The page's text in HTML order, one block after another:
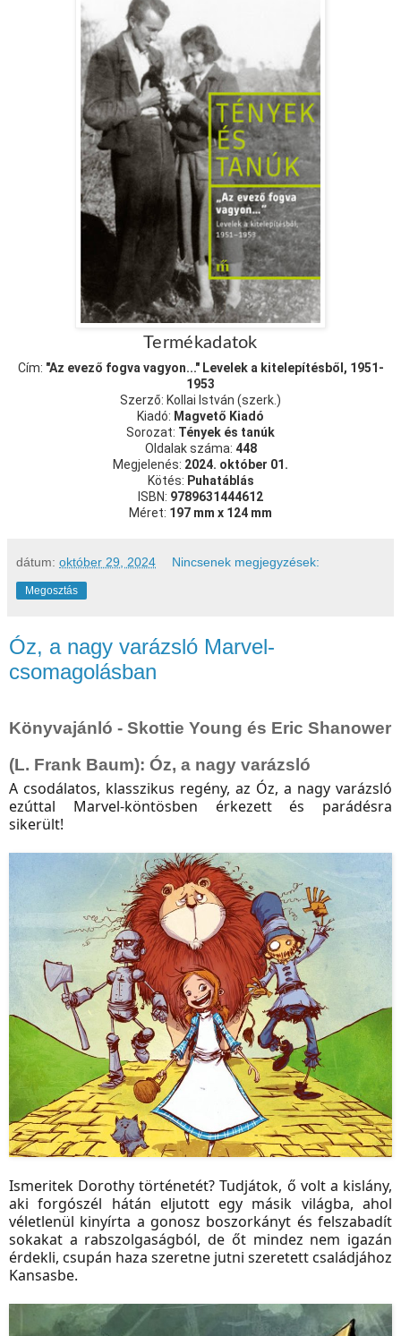
Termékadatok
Cím: "Az evező fogva vagyon..." Levelek a kitelepítésből, 1951-
1953
Szerző: Kollai István (szerk.)
Kiadó: Magvető Kiadó
Sorozat: Tények és tanúk
Oldalak száma: 448
Megjelenés: 2024. október 01.
Kötés: Puhatáblás
ISBN: 9789631444612
Méret: 197 mm x 124 mm
dátum: október 29, 2024 Nincsenek megjegyzések:
Megosztás
Óz, a nagy varázsló Marvel-
csomagolásban
Könyvajánló - Skottie Young és Eric Shanower
(L. Frank Baum): Óz, a nagy varázsló
A csodálatos, klasszikus regény, az Óz, a nagy varázsló
ezúttal Marvel-köntösben érkezett és parádésra
sikerült!
Ismeritek Dorothy történetét? Tudjátok, ő volt a kislány,
aki forgószél hátán eljutott egy másik világba, ahol
véletlenül kinyírta a gonosz boszorkányt és felszabadít
sokakat a rabszolgaságból, de őt mindez nem igazán
érdekli, csupán haza szeretne jutni szeretett családjához
Kansasbe.